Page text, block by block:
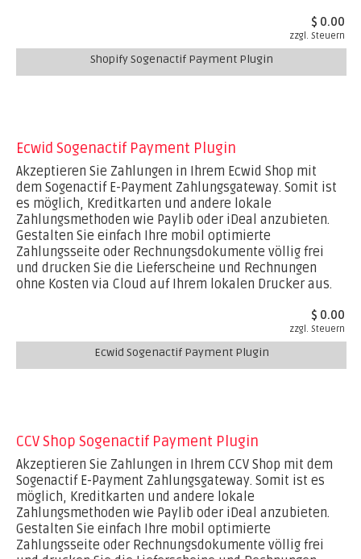
$ 0.00
zzgl. Steuern
Shopify Sogenactif Payment Plugin
Ecwid Sogenactif Payment Plugin
Akzeptieren Sie Zahlungen in Ihrem Ecwid Shop mit
dem Sogenactif E-Payment Zahlungsgateway. Somit ist
es möglich, Kreditkarten und andere lokale
Zahlungsmethoden wie Paylib oder iDeal anzubieten.
Gestalten Sie einfach Ihre mobil optimierte
Zahlungsseite oder Rechnungsdokumente völlig frei
und drucken Sie die Lieferscheine und Rechnungen
ohne Kosten via Cloud auf Ihrem lokalen Drucker aus.
$ 0.00
zzgl. Steuern
Ecwid Sogenactif Payment Plugin
CCV Shop Sogenactif Payment Plugin
Akzeptieren Sie Zahlungen in Ihrem CCV Shop mit dem
Sogenactif E-Payment Zahlungsgateway. Somit ist es
möglich, Kreditkarten und andere lokale
Zahlungsmethoden wie Paylib oder iDeal anzubieten.
Gestalten Sie einfach Ihre mobil optimierte
Zahlungsseite oder Rechnungsdokumente völlig frei